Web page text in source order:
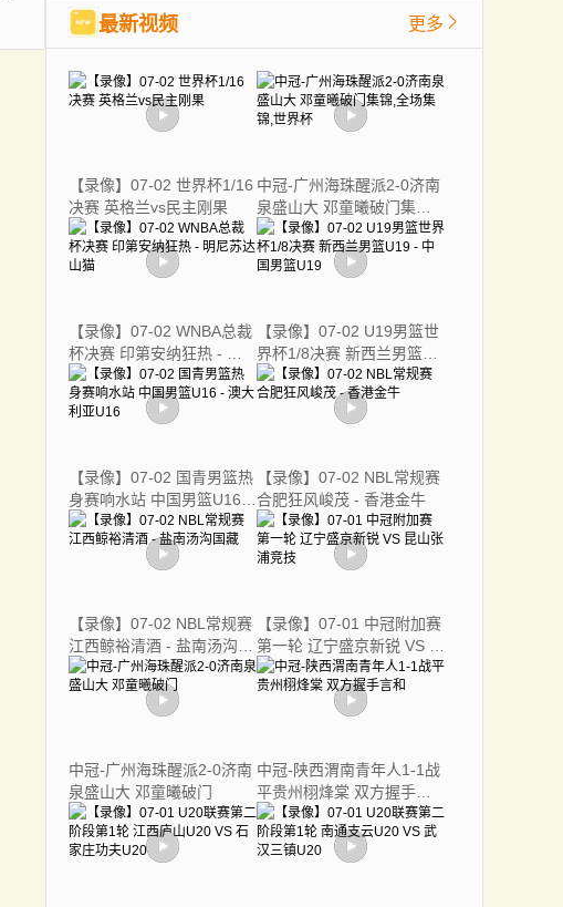
最新视频 更多
【录像】07-02 世界杯1/16
决赛 英格兰vs民主刚果
中冠-广州海珠醒派2-0济南
泉盛山大 邓童曦破门集锦,
全场集锦,世界杯
【录像】07-02 WNBA总裁
杯决赛 印第安纳狂热 - 明
尼苏达山猫
【录像】07-02 U19男篮世
界杯1/8决赛 新西兰男篮
U19 - 中国男篮U19
【录像】07-02 国青男篮热
身赛响水站 中国男篮U16 -
澳大利亚U16
【录像】07-02 NBL常规赛
合肥狂风峻茂 - 香港金牛
【录像】07-02 NBL常规赛
江西鲸裕清酒 - 盐南汤沟国
藏
【录像】07-01 中冠附加赛
第一轮 辽宁盛京新锐 VS 昆
山张浦竞技
中冠-广州海珠醒派2-0济南
泉盛山大 邓童曦破门
中冠-陕西渭南青年人1-1战
平贵州栩烽棠 双方握手言
和